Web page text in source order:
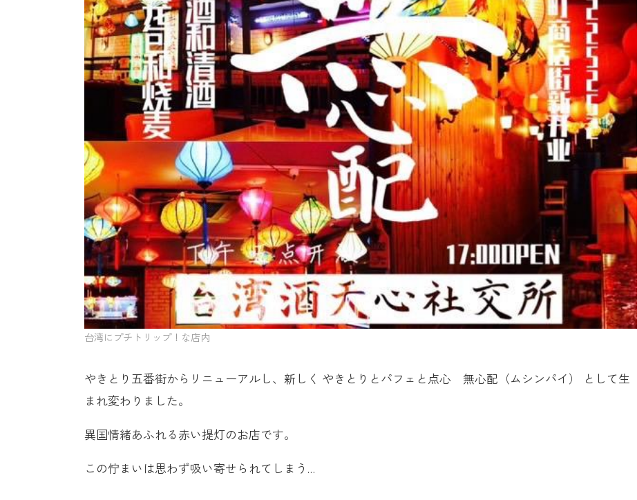
台湾にプチトリップ！な店内
やきとり五番街からリニューアルし、新しく やきとりとパフェと点心 無心配（ムシンパイ） として生
まれ変わりました。
異国情緒あふれる赤い提灯のお店です。
この佇まいは思わず吸い寄せられてしまう…